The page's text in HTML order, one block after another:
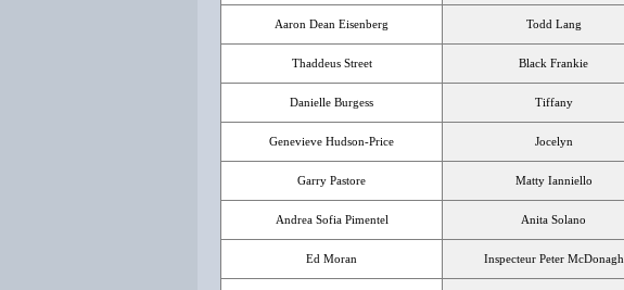
Aaron Dean Eisenberg Todd Lang
Thaddeus Street Black Frankie
Danielle Burgess Tiffany
Genevieve Hudson-Price Jocelyn
Garry Pastore Matty Ianniello
Andrea Sofia Pimentel Anita Solano
Ed Moran Inspecteur Peter McDonagh